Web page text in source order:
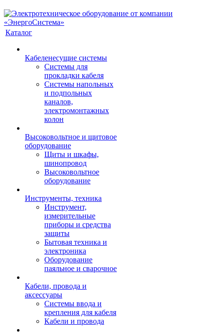
Каталог
Кабеленесущие системы
Системы для
прокладки кабеля
Системы напольных
и подпольных
каналов,
электромонтажных
колон
Высоковольтное и щитовое
оборудование
Щиты и шкафы,
шинопровод
Высоковольтное
оборудование
Инструменты, техника
Инструмент,
измерительные
приборы и средства
защиты
Бытовая техника и
электроника
Оборудование
паяльное и сварочное
Кабели, провода и
аксессуары
Системы ввода и
крепления для кабеля
Кабели и провода